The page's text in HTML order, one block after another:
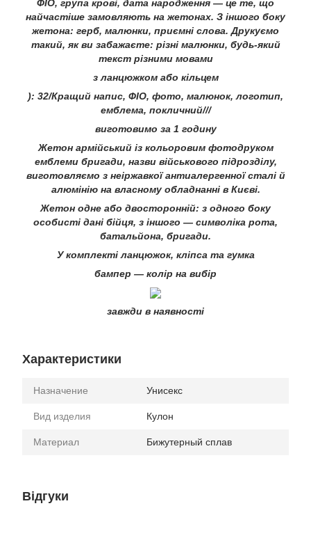
ФІО, група крові, дата народження — це те, що
найчастіше замовляють на жетонах. З іншого боку
жетона: герб, малюнки, приємні слова. Друкуємо
такий, як ви забажаєте: різні малюнки, будь-який
текст різними мовами
з ланцюжком або кільцем
): 32/Кращий напис, ФІО, фото, малюнок, логотип,
емблема, покличний///
виготовимо за 1 годину
Жетон армійський із кольоровим фотодруком
емблеми бригади, назви військового підрозділу,
виготовляємо з неіржавкої антиалергенної сталі й
алюмінію на власному обладнанні в Києві.
Жетон одне або двосторонній: з одного боку
особисті дані бійця, з іншого — символіка рота,
батальйона, бригади.
У комплекті ланцюжок, кліпса та гумка
бампер — колір на вибір
завжди в наявності
Характеристики
Назначение Унисекс
Вид изделия Кулон
Материал Бижутерный сплав
Відгуки